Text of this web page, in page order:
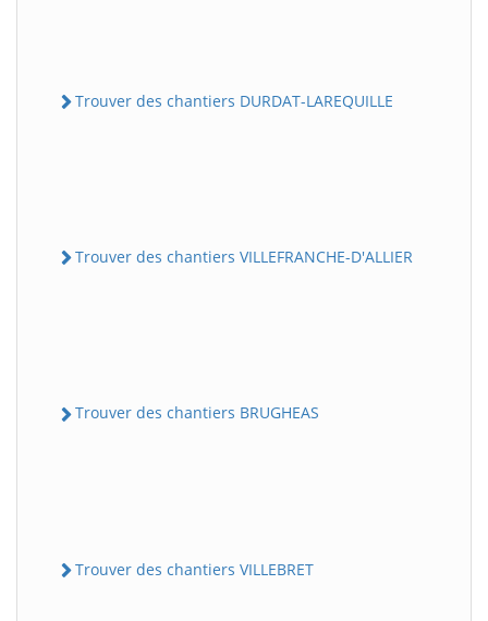
Trouver des chantiers DURDAT-LAREQUILLE
Trouver des chantiers VILLEFRANCHE-D'ALLIER
Trouver des chantiers BRUGHEAS
Trouver des chantiers VILLEBRET